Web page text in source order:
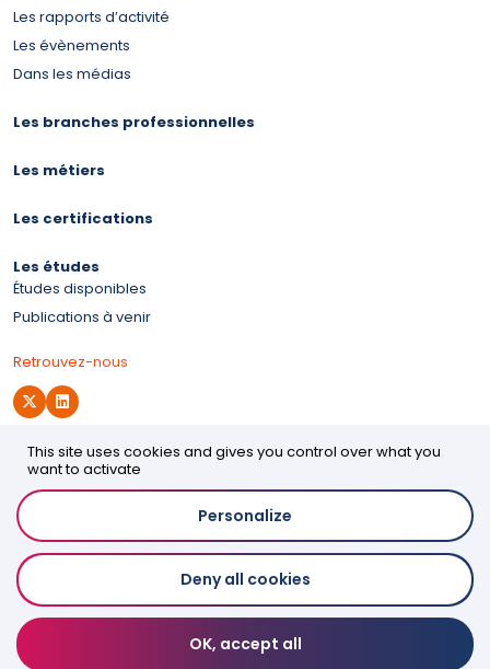
Les rapports d’activité
Les évènements
Dans les médias
Les branches professionnelles
Les métiers
Les certifications
Les études
Études disponibles
Publications à venir
Retrouvez-nous
Site d'OPCO 2i
Mentions légales
Politique de confidentialité
Espace presse
Contact
This site uses cookies and gives you control over what you
want to activate
Personalize
Deny all cookies
OK, accept all